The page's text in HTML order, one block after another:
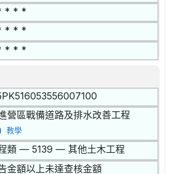
* * *
* * *
* * *
營區戰備道路及排水改善工程
教學
類 — 5139 — 其他土木工程
金額以上未達查核金額